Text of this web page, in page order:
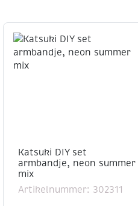
Katsuki DIY set
armbandje, neon summer
mix
Artikelnummer: 302311